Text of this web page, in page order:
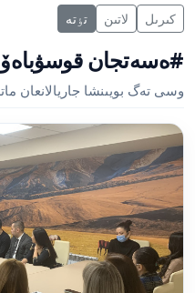
كىرىل لاتىن تٶتە
#ەسەتجان قوسۋباەۆ
وسى تەگ بويىنشا جاريالانعان